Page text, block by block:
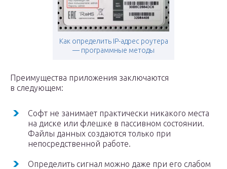
Как определить IP-адрес роутера
— программные методы
Преимущества приложения заключаются
в следующем:
Софт не занимает практически никакого места
на диске или флешке в пассивном состоянии.
Файлы данных создаются только при
непосредственной работе.
Определить сигнал можно даже при его слабом